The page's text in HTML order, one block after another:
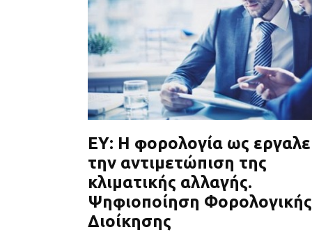
ΕΥ: Η φορολογία ως
την αντιμετώπιση της
κλιματικής αλλαγής.
Ψηφιοποίηση Φορολογικής
Διοίκησης